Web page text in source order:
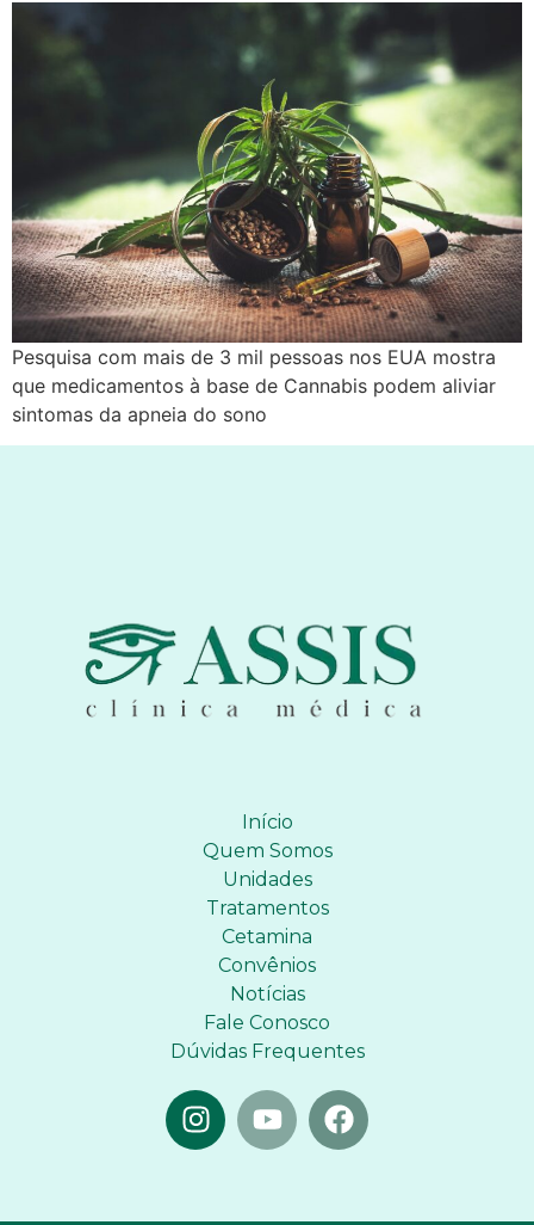
Pesquisa com mais de 3 mil pessoas nos EUA mostra
que medicamentos à base de Cannabis podem aliviar
sintomas da apneia do sono
Início
Quem Somos
Unidades
Tratamentos
Cetamina
Convênios
Notícias
Fale Conosco
Dúvidas Frequentes